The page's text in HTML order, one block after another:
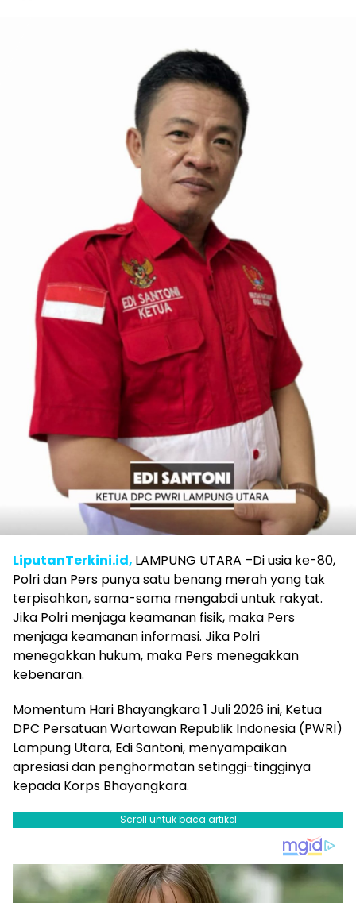
LiputanTerkini.id, LAMPUNG UTARA –Di usia ke-80,
Polri dan Pers punya satu benang merah yang tak
terpisahkan, sama-sama mengabdi untuk rakyat.
Jika Polri menjaga keamanan fisik, maka Pers
menjaga keamanan informasi. Jika Polri
menegakkan hukum, maka Pers menegakkan
kebenaran.
Momentum Hari Bhayangkara 1 Juli 2026 ini, Ketua
DPC Persatuan Wartawan Republik Indonesia (PWRI)
Lampung Utara, Edi Santoni, menyampaikan
apresiasi dan penghormatan setinggi-tingginya
kepada Korps Bhayangkara.
Scroll untuk baca artikel